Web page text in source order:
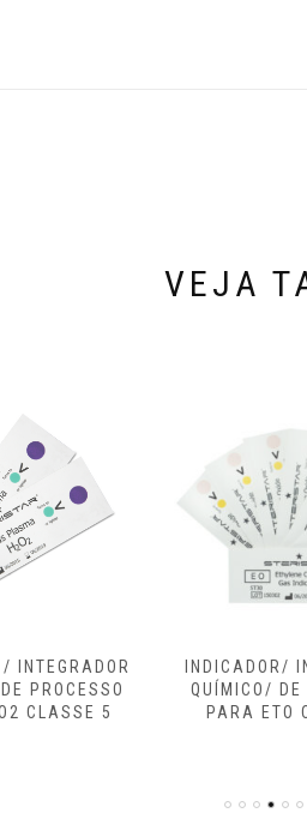
VEJA
INTEGRADOR
PROCESSO
CLASSE 5
TESTE TIPO
COM 200